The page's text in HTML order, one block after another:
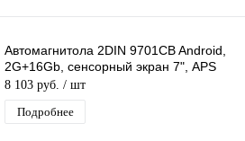
Автомагнитола 2DIN 9701CB Android,
2G+16Gb, сенсорный экран 7", APS
8 103 руб. / шт
Подробнее